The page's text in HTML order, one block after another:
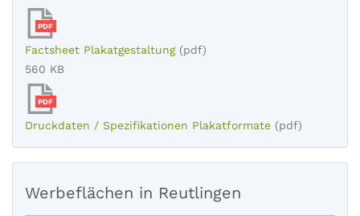
PDF
Factsheet Plakatgestaltung (pdf)
560 KB
PDF
Druckdaten / Spezifikationen Plakatformate (pdf)
Werbeflächen in Reutlingen